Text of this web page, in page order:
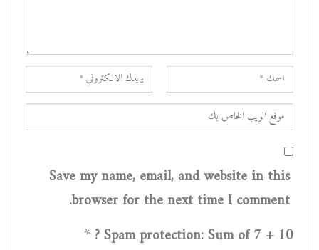
Save my name, email, and website in this
browser for the next time I comment.
Spam protection: Sum of 7 + 10 ?
*